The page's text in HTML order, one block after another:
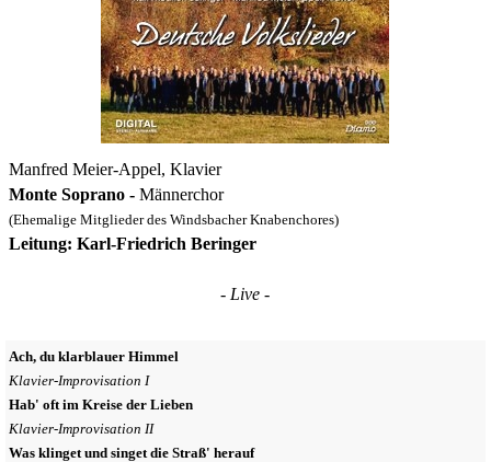
Manfred Meier-Appel, Klavier
Monte Soprano - Männerchor
(Ehemalige Mitglieder des Windsbacher Knabenchores)
Leitung: Karl-Friedrich Beringer
- Live -
Ach, du klarblauer Himmel
Klavier-Improvisation I
Hab' oft im Kreise der Lieben
Klavier-Improvisation II
Was klinget und singet die Straß' herauf